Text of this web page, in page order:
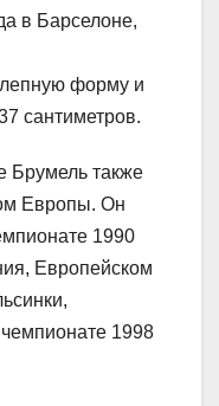
в Барселоне,
форму и
сантиметров.
Брумель также
Европы. Он
1990
Европейском
1998